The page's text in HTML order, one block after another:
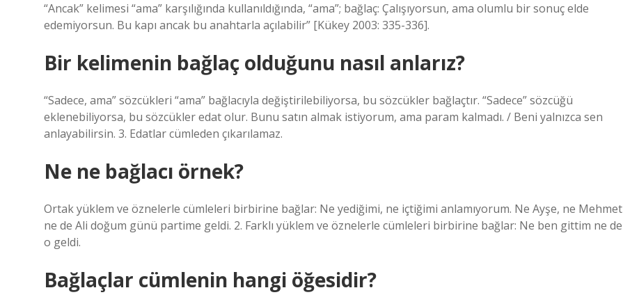
“Ancak” kelimesi “ama” karşılığında kullanıldığında, “ama”; bağlaç: Çalışıyorsun, ama olumlu bir sonuç elde
edemiyorsun. Bu kapı ancak bu anahtarla açılabilir” [Kükey 2003: 335-336].
Bir kelimenin bağlaç olduğunu nasıl anlarız?
“Sadece, ama” sözcükleri “ama” bağlacıyla değiştirilebiliyorsa, bu sözcükler bağlaçtır. “Sadece” sözcüğü
eklenebiliyorsa, bu sözcükler edat olur. Bunu satın almak istiyorum, ama param kalmadı. / Beni yalnızca sen
anlayabilirsin. 3. Edatlar cümleden çıkarılamaz.
Ne ne bağlacı örnek?
Ortak yüklem ve öznelerle cümleleri birbirine bağlar: Ne yediğimi, ne içtiğimi anlamıyorum. Ne Ayşe, ne Mehmet
ne de Ali doğum günü partime geldi. 2. Farklı yüklem ve öznelerle cümleleri birbirine bağlar: Ne ben gittim ne de
o geldi.
Bağlaçlar cümlenin hangi öğesidir?